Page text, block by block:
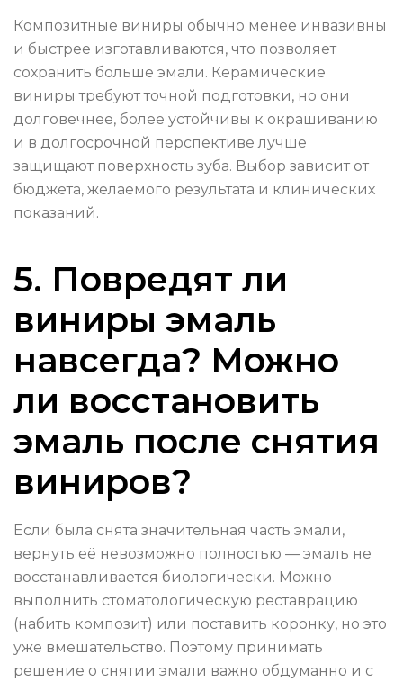
Композитные виниры обычно менее инвазивны
и быстрее изготавливаются, что позволяет
сохранить больше эмали. Керамические
виниры требуют точной подготовки, но они
долговечнее, более устойчивы к окрашиванию
и в долгосрочной перспективе лучше
защищают поверхность зуба. Выбор зависит от
бюджета, желаемого результата и клинических
показаний.
5. Повредят ли
виниры эмаль
навсегда? Можно
ли восстановить
эмаль после снятия
виниров?
Если была снята значительная часть эмали,
вернуть её невозможно полностью — эмаль не
восстанавливается биологически. Можно
выполнить стоматологическую реставрацию
(набить композит) или поставить коронку, но это
уже вмешательство. Поэтому принимать
решение о снятии эмали важно обдуманно и с